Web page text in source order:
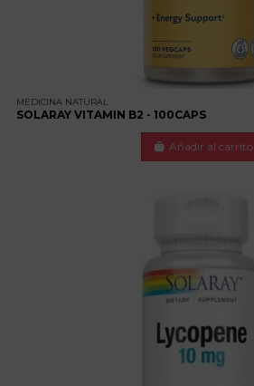
MEDICINA NATURAL
SOLARAY VITAMIN B2 - 100CAPS
Añadir al carrito